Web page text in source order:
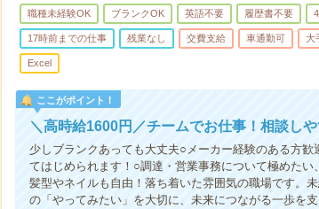
職種未経験OK ブランクOK 英語不要 履歴書不要
17時前までの仕事 残業なし 交費支給 車通勤可 大
Excel
ここがポイント！
＼高時給1600円／チームでお仕事！相談し
少しブランクあっても大丈夫○メーカー経験のある方
てはじめられます！○調達・営業事務について極めた
髪型やネイルも自由！落ち着いた雰囲気の職場です。
の「やってみたい」を大切に、未来につながる一歩を